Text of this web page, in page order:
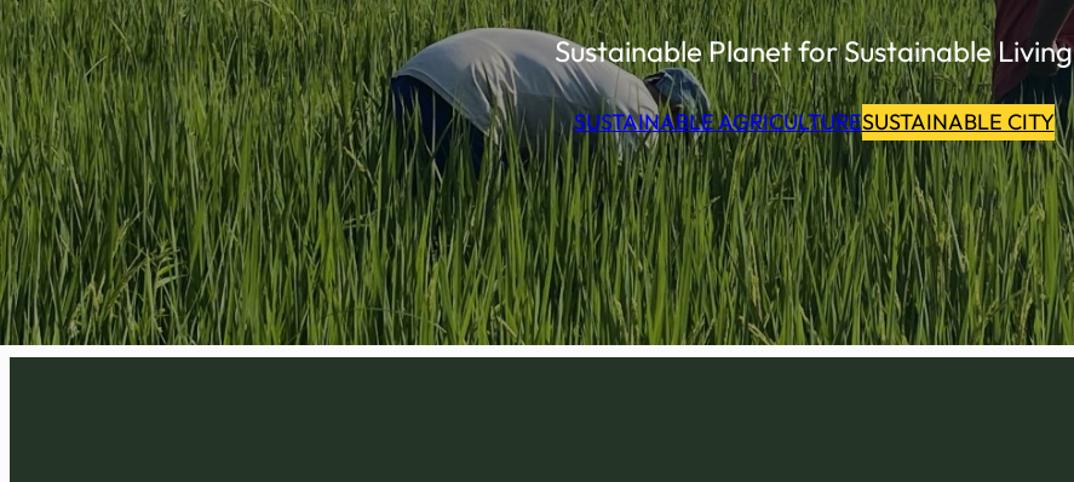
Sustainable Planet for Sustainable Living
SUSTAINABLE AGRICULTURESUSTAINABLE CITY